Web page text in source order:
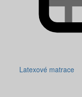
Latexové matrace